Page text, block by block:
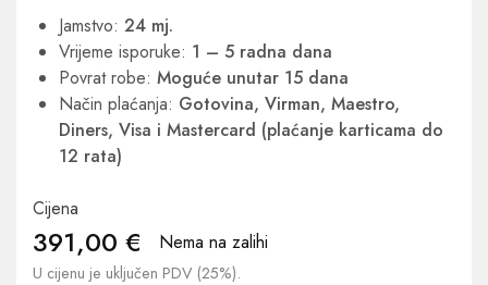
Jamstvo: 24 mj.
Vrijeme isporuke: 1 – 5 radna dana
Povrat robe: Moguće unutar 15 dana
Način plaćanja: Gotovina, Virman, Maestro,
Diners, Visa i Mastercard (plaćanje karticama do
12 rata)
Cijena
391,00 € Nema na zalihi
U cijenu je uključen PDV (25%).